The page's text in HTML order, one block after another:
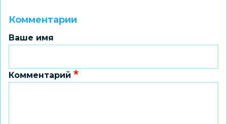
Комментарии
Ваше имя
Комментарий